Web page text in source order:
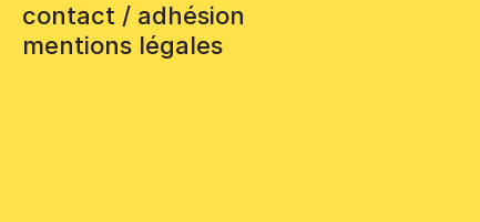
contact / adhésion
mentions légales